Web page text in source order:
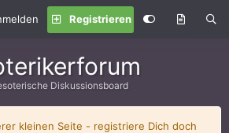
Registrieren
Diskussionsboard
kleinen Seite - registriere Dich doch